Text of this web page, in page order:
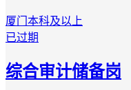
厦门 本科及以上
已过期
综合审计储备岗